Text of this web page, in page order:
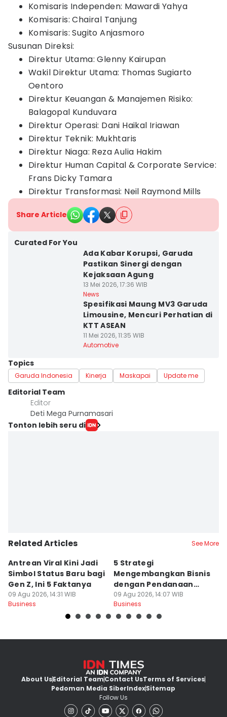
Komisaris Independen: Mawardi Yahya
Komisaris: Chairal Tanjung
Komisaris: Sugito Anjasmoro
Susunan Direksi:
Direktur Utama: Glenny Kairupan
Wakil Direktur Utama: Thomas Sugiarto
Oentoro
Direktur Keuangan & Manajemen Risiko:
Balagopal Kunduvara
Direktur Operasi: Dani Haikal Iriawan
Direktur Teknik: Mukhtaris
Direktur Niaga: Reza Aulia Hakim
Direktur Human Capital & Corporate Service:
Frans Dicky Tamara
Direktur Transformasi: Neil Raymond Mills
Share Article
Curated For You
Ada Kabar Korupsi, Garuda
Pastikan Sinergi dengan
Kejaksaan Agung
13 Mei 2026, 17:36 WIB
News
Spesifikasi Maung MV3 Garuda
Limousine, Mencuri Perhatian di
KTT ASEAN
11 Mei 2026, 11:35 WIB
Automotive
Topics
Garuda Indonesia Kinerja Maskapai Update me
Editorial Team
Editor
Deti Mega Purnamasari
Tonton lebih seru di
Related Articles See More
Antrean Viral Kini Jadi
Simbol Status Baru bagi
Gen Z, Ini 5 Faktanya
09 Agu 2026, 14:31 WIB
Business
5 Strategi
Mengembangkan Bisnis
dengan Pendanaan
Internal yang Sehat
09 Agu 2026, 14:07 WIB
Business
About UsEditorial TeamContact UsTerms of Services
Pedoman Media SiberIndexSitemap
Follow Us